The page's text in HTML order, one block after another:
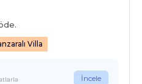
Villa
İncele